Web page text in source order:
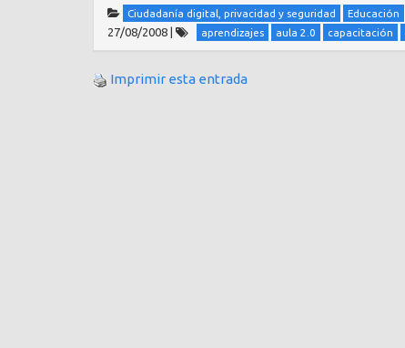
Ciudadanía digital, privacidad y seguridad Educación
27/08/2008 | aprendizajes aula 2.0 capacitación
Imprimir esta entrada